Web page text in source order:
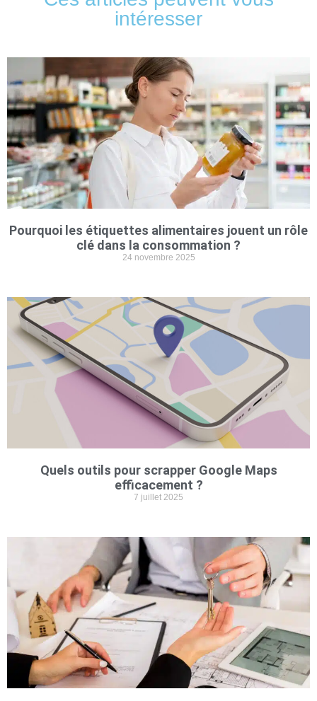
intéresser
Pourquoi les étiquettes alimentaires jouent un rôle
clé dans la consommation ?
24 novembre 2025
Quels outils pour scrapper Google Maps
efficacement ?
7 juillet 2025